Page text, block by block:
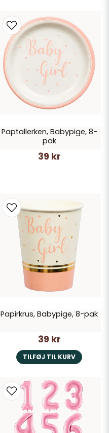
Paptallerken, Babypige, 8-
pak
39 kr
Papirkrus, Babypige, 8-pak
39 kr
TILFØJ TIL KURV